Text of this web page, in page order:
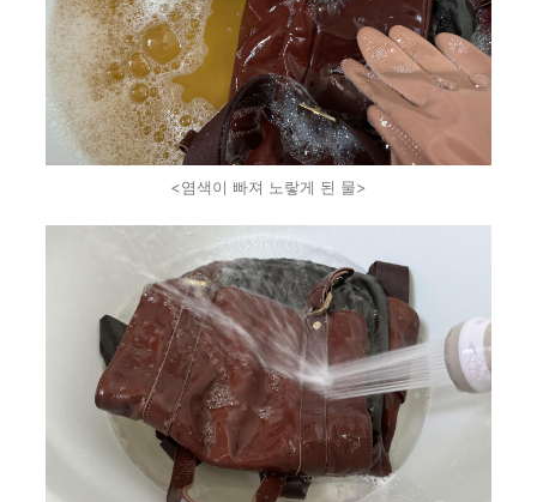
<염색이 빠져 노랗게 된 물>